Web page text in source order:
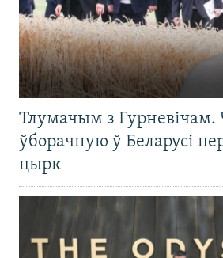
Тлумачым з Гурневічам.
ўборачную ў Беларусі
цырк